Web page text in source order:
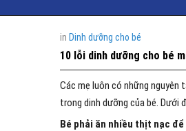
in Dinh dưỡng cho bé
10 lỗi dinh dưỡng cho bé
Các mẹ luôn có những
trong dinh dưỡng của bé. Dưới
Bé phải ăn nhiều thịt nạc